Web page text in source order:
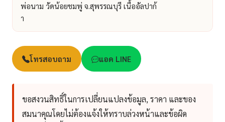
พ่อนาม วัดน้อยชมพู่ จ.สุพรรณบุรี เนื้ออัลปาก้
า
โทรสอบถาม แอด LINE
ขอสงวนสิทธิ์ในการเปลี่ยนแปลงข้อมูล, ราคา และของ
สมนาคุณโดยไม่ต้องแจ้งให้ทราบล่วงหน้าและข้อผิด